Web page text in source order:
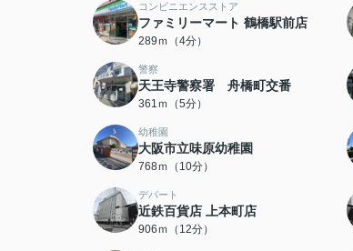
コンビニエンスストア
ファミリーマート 鶴橋駅前店
289ｍ（4分）
警察
天王寺警察署 舟橋町交番
361ｍ（5分）
幼稚園
大阪市立味原幼稚園
768ｍ（10分）
デパート
近鉄百貨店 上本町店
906ｍ（12分）